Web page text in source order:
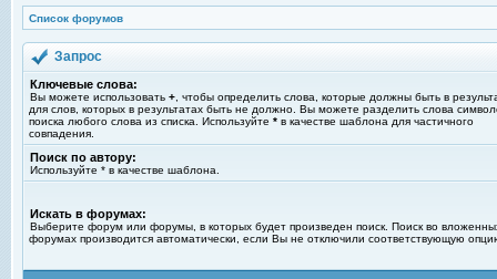
Список форумов
Запрос
Ключевые слова:
Вы можете использовать + , чтобы определить слова, которые должны быть в
для слов, которых в результатах быть не должно. Вы можете разделить слова
поиска любого слова из списка. Используйте * в качестве шаблона для частичного
совпадения.
Поиск по автору:
Используйте * в качестве шаблона.
Искать в форумах:
Выберите форум или форумы, в которых будет произведен поиск. Поиск во
форумах производится автоматически, если Вы не отключили соответствующую